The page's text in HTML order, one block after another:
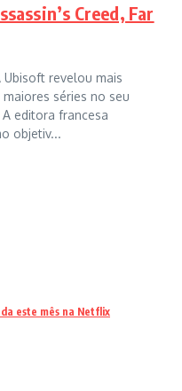
Creed, Far
revelou mais
séries no seu
editora francesa
objetiv...
este mês na Netflix